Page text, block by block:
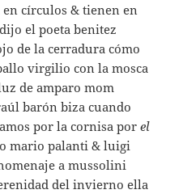
círculos & tienen en
el poeta benitez
de la cerradura cómo
virgilio con la mosca
de amparo mom
barón biza cuando
por la cornisa porel
mario palanti & luigi
a mussolini
del invierno ella